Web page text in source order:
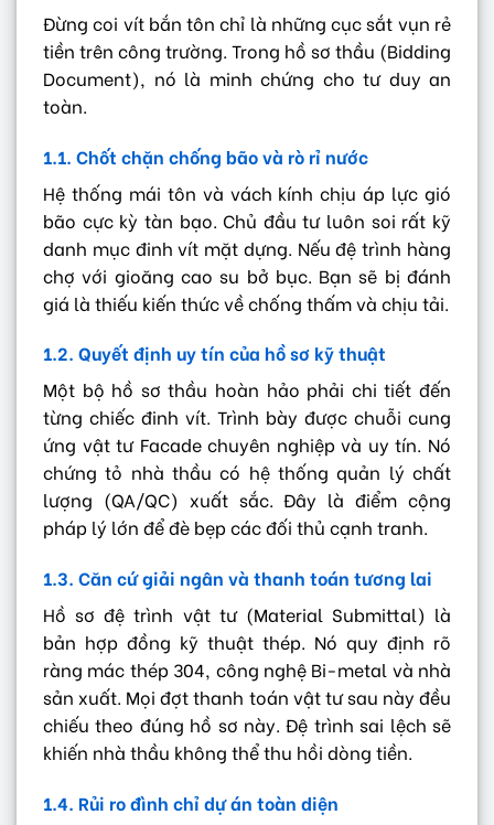
Đừng coi vít bắn tôn chỉ là những cục sắt vụn rẻ
tiền trên công trường. Trong hồ sơ thầu (Bidding
Document), nó là minh chứng cho tư duy an
toàn.
1.1. Chốt chặn chống bão và rò rỉ nước
Hệ thống mái tôn và vách kính chịu áp lực gió
bão cực kỳ tàn bạo. Chủ đầu tư luôn soi rất kỹ
danh mục đinh vít mặt dựng. Nếu đệ trình hàng
chợ với gioăng cao su bở bục. Bạn sẽ bị đánh
giá là thiếu kiến thức về chống thấm và chịu tải.
1.2. Quyết định uy tín của hồ sơ kỹ thuật
Một bộ hồ sơ thầu hoàn hảo phải chi tiết đến
từng chiếc đinh vít. Trình bày được chuỗi cung
ứng vật tư Facade chuyên nghiệp và uy tín. Nó
chứng tỏ nhà thầu có hệ thống quản lý chất
lượng (QA/QC) xuất sắc. Đây là điểm cộng
pháp lý lớn để đè bẹp các đối thủ cạnh tranh.
1.3. Căn cứ giải ngân và thanh toán tương lai
Hồ sơ đệ trình vật tư (Material Submittal) là
bản hợp đồng kỹ thuật thép. Nó quy định rõ
ràng mác thép 304, công nghệ Bi-metal và nhà
sản xuất. Mọi đợt thanh toán vật tư sau này đều
chiếu theo đúng hồ sơ này. Đệ trình sai lệch sẽ
khiến nhà thầu không thể thu hồi dòng tiền.
1.4. Rủi ro đình chỉ dự án toàn diện